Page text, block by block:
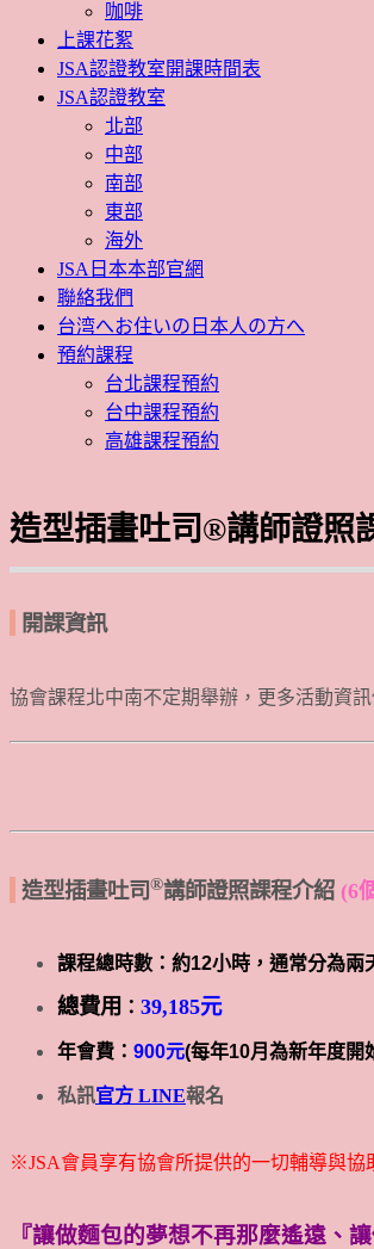
咖啡
上課花絮
JSA認證教室開課時間表
JSA認證教室
北部
中部
南部
東部
海外
JSA日本本部官網
聯絡我們
台湾へお住いの日本人の方へ
預約課程
台北課程預約
台中課程預約
高雄課程預約
造型插畫吐司®講師證照
開課資訊
協會課程北中南不定期舉辦，更多活動資
造型插畫吐司®講師證照課程介紹 (6
課程總時數：約12小時，通常分為兩
總費用 ： 39,185元
年會費： 900元(每年10月為新年度開
私訊官方 LINE報名
※JSA會員享有協會所提供的一切輔導與協
『讓做麵包的夢想不再那麼遙遠、